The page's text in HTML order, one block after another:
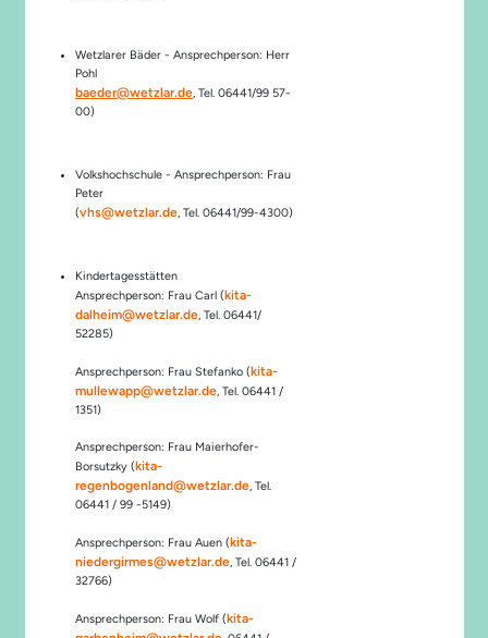
Wetzlarer Bäder - Ansprechperson: Herr
Pohl
baeder@wetzlar.de, Tel. 06441/99 57-
00)
Volkshochschule - Ansprechperson: Frau
Peter
(vhs@wetzlar.de, Tel. 06441/99-4300)
Kindertagesstätten
Ansprechperson: Frau Carl (kita-
dalheim@wetzlar.de, Tel. 06441/
52285)
Ansprechperson: Frau Stefanko (kita-
mullewapp@wetzlar.de, Tel. 06441 /
1351)
Ansprechperson: Frau Maierhofer-
Borsutzky (kita-
regenbogenland@wetzlar.de, Tel.
06441 / 99 -5149)
Ansprechperson: Frau Auen (kita-
niedergirmes@wetzlar.de, Tel. 06441 /
32766)
Ansprechperson: Frau Wolf (kita-